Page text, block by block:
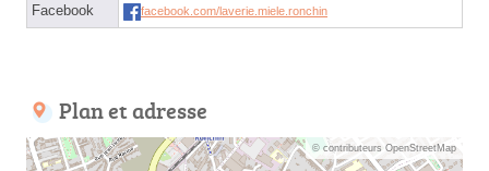
Facebook facebook.com/laverie.miele.ronchin
Plan et adresse
© contributeurs OpenStreetMap